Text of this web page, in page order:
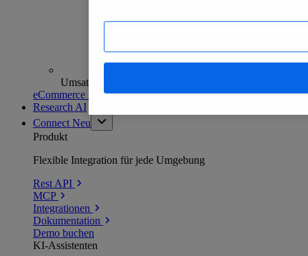
Umsatzanalysen und -prognosen
eCommerce Insights entdecken
Research AI
Connect Neu
Produkt
Flexible Integration für jede Umgebung
Rest API
MCP
Integrationen
Dokumentation
Demo buchen
KI-Assistenten